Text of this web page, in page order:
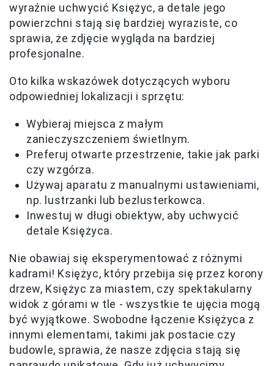
wyraźnie uchwycić Księżyc, a detale jego
powierzchni stają się bardziej wyraziste, co
sprawia, że zdjęcie wygląda na bardziej
profesjonalne.
Oto kilka wskazówek dotyczących wyboru
odpowiedniej lokalizacji i sprzętu:
Wybieraj miejsca z małym
zanieczyszczeniem świetlnym.
Preferuj otwarte przestrzenie, takie jak parki
czy wzgórza.
Używaj aparatu z manualnymi ustawieniami,
np. lustrzanki lub bezlusterkowca.
Inwestuj w długi obiektyw, aby uchwycić
detale Księżyca.
Nie obawiaj się eksperymentować z różnymi
kadrami! Księżyc, który przebija się przez korony
drzew, Księżyc za miastem, czy spektakularny
widok z górami w tle - wszystkie te ujęcia mogą
być wyjątkowe. Swobodne łączenie Księżyca z
innymi elementami, takimi jak postacie czy
budowle, sprawia, że nasze zdjęcia stają się